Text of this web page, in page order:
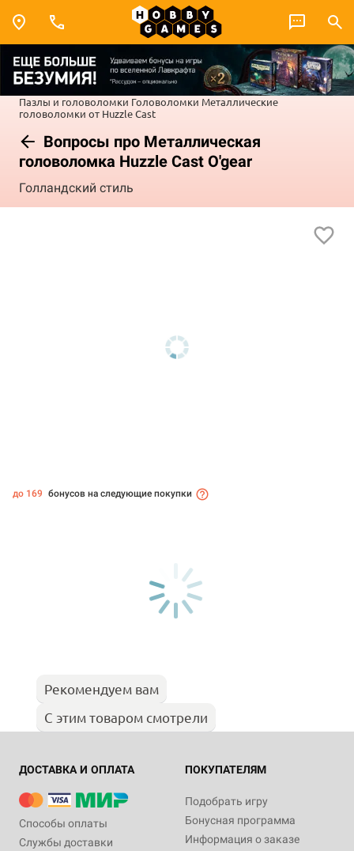
Пазлы и головоломки Головоломки Металлические
головоломки от Huzzle Cast
Вопросы про Металлическая
головоломка Huzzle Cast O'gear
Голландский стиль
до 169 бонусов на следующие покупки
Рекомендуем вам
С этим товаром смотрели
ДОСТАВКА И ОПЛАТА
Способы оплаты
Службы доставки
ПОКУПАТЕЛЯМ
Подобрать игру
Бонусная программа
Информация о заказе